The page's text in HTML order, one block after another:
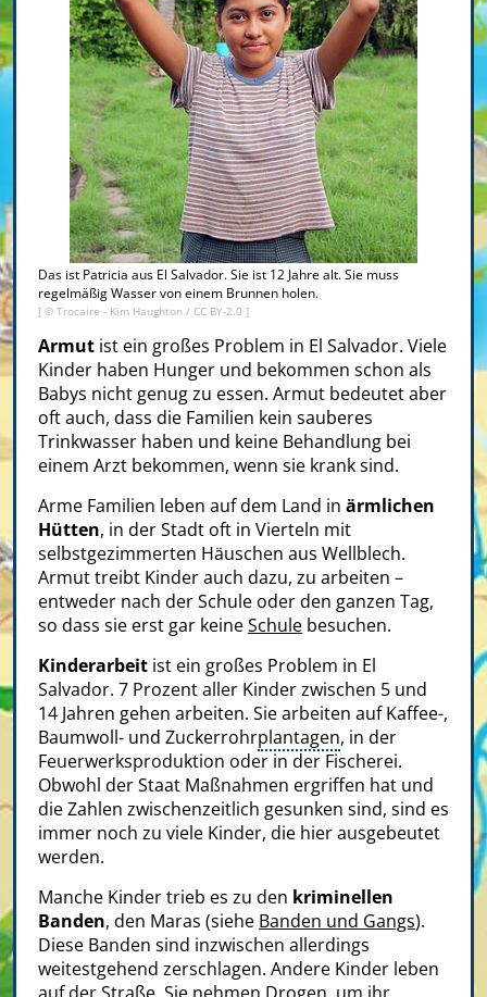
Das ist Patricia aus El Salvador. Sie ist 12 Jahre alt. Sie muss
regelmäßig Wasser von einem Brunnen holen.
[ © Trocaire - Kim Haughton / CC BY-2.0 ]
Armut ist ein großes Problem in El Salvador. Viele
Kinder haben Hunger und bekommen schon als
Babys nicht genug zu essen. Armut bedeutet aber
oft auch, dass die Familien kein sauberes
Trinkwasser haben und keine Behandlung bei
einem Arzt bekommen, wenn sie krank sind.
Arme Familien leben auf dem Land in ärmlichen
Hütten, in der Stadt oft in Vierteln mit
selbstgezimmerten Häuschen aus Wellblech.
Armut treibt Kinder auch dazu, zu arbeiten –
entweder nach der Schule oder den ganzen Tag,
so dass sie erst gar keineSchule besuchen.
Kinderarbeit ist ein großes Problem in El
Salvador. 7 Prozent aller Kinder zwischen 5 und
14 Jahren gehen arbeiten. Sie arbeiten auf Kaffee-,
Baumwoll- und Zuckerrohrplantagen, in der
Feuerwerksproduktion oder in der Fischerei.
Obwohl der Staat Maßnahmen ergriffen hat und
die Zahlen zwischenzeitlich gesunken sind, sind es
immer noch zu viele Kinder, die hier ausgebeutet
werden.
Manche Kinder trieb es zu den kriminellen
Banden, den Maras (siehe Banden und Gangs).
Diese Banden sind inzwischen allerdings
weitestgehend zerschlagen. Andere Kinder leben